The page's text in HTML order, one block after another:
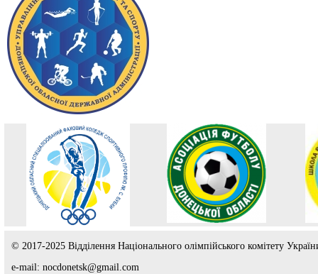
© 2017-2025 Відділення Національного олімпійського комітету
e-mail: nocdonetsk@gmail.com